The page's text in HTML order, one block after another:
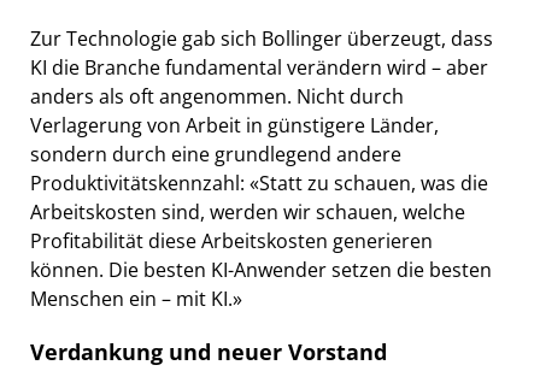
Zur Technologie gab sich Bollinger überzeugt, dass
KI die Branche fundamental verändern wird – aber
anders als oft angenommen. Nicht durch
Verlagerung von Arbeit in günstigere Länder,
sondern durch eine grundlegend andere
Produktivitätskennzahl: «Statt zu schauen, was die
Arbeitskosten sind, werden wir schauen, welche
Profitabilität diese Arbeitskosten generieren
können. Die besten KI-Anwender setzen die besten
Menschen ein – mit KI.»
Verdankung und neuer Vorstand